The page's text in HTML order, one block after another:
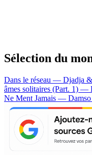
Sélection du
Dans le réseau — Djadja
âmes solitaires (Part. 1) —
Ne Ment Jamais — Damso